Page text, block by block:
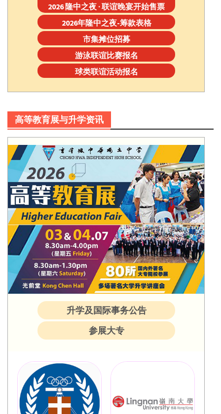
2026 隆中之夜 · 联谊晚宴开始售票
2026年隆中之夜-筹款表格
市集摊位招募
游泳联谊比赛报名
球类联谊活动报名
高等教育展与升学资讯
升学及国际事务公告
参展大专